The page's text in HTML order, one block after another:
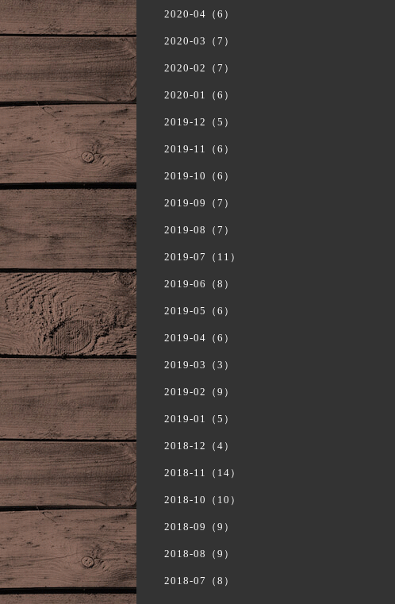
2020-04（6）
2020-03（7）
2020-02（7）
2020-01（6）
2019-12（5）
2019-11（6）
2019-10（6）
2019-09（7）
2019-08（7）
2019-07（11）
2019-06（8）
2019-05（6）
2019-04（6）
2019-03（3）
2019-02（9）
2019-01（5）
2018-12（4）
2018-11（14）
2018-10（10）
2018-09（9）
2018-08（9）
2018-07（8）